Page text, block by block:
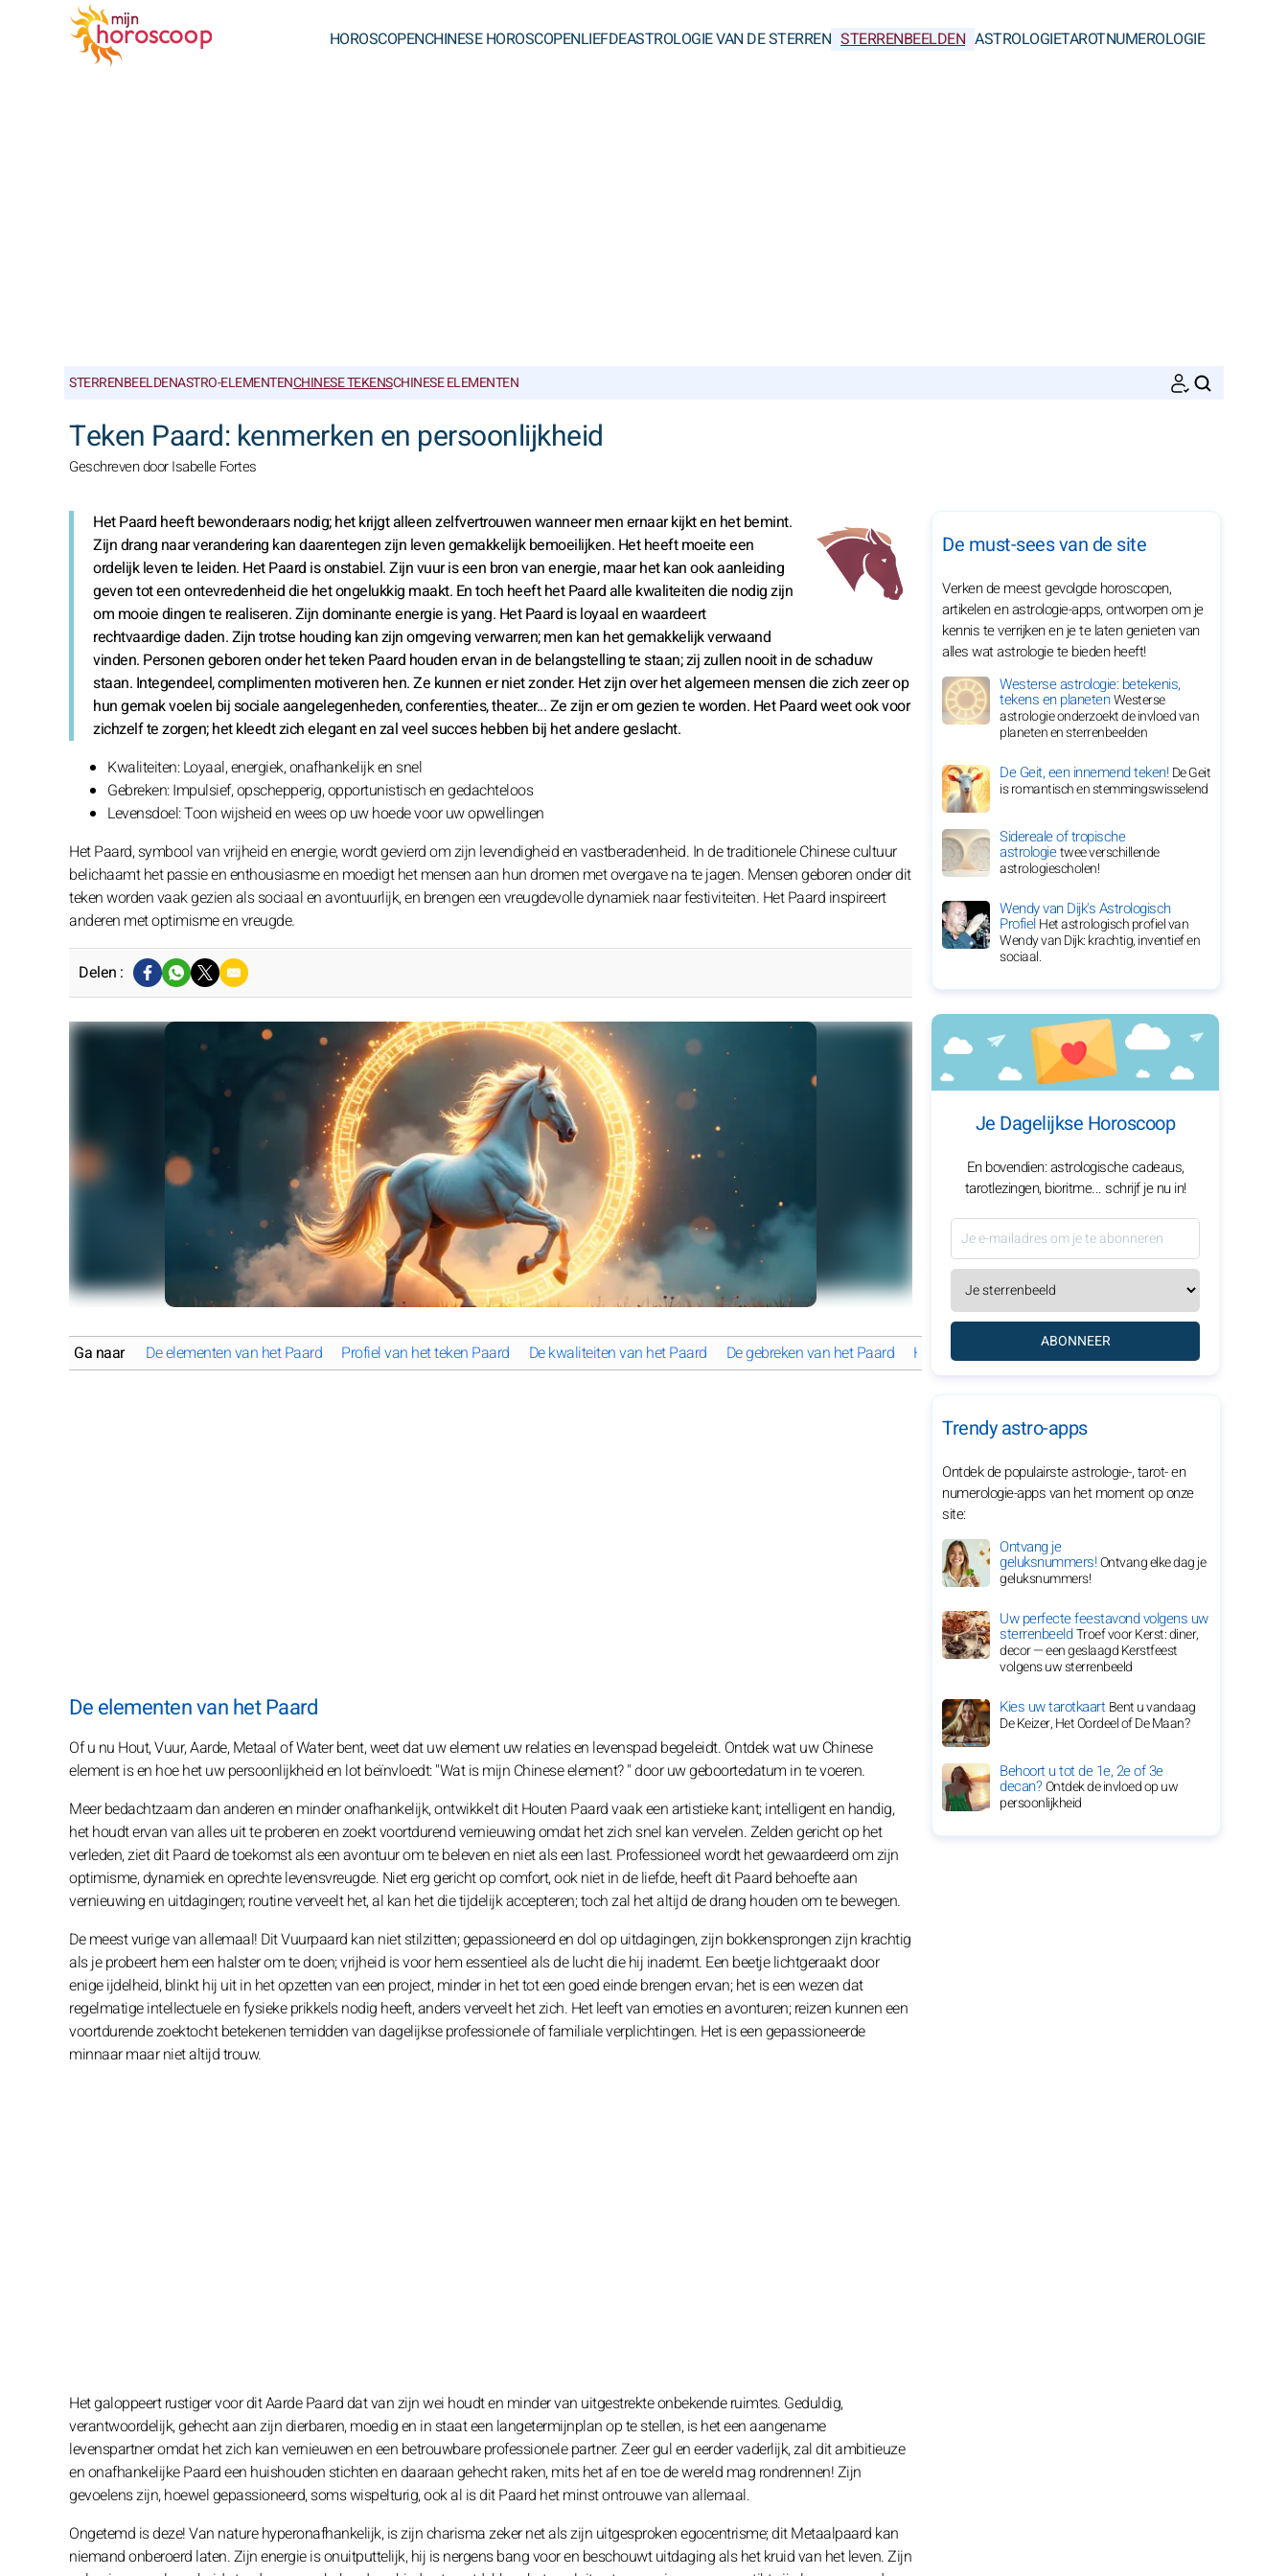
HOROSCOPENCHINESE HOROSCOPENLIEFDEASTROLOGIE VAN DE STERREN STERRENBEELDEN ASTROLOGIETAROTNUMEROLOGIE
STERRENBEELDENASTRO-ELEMENTENCHINESE TEKENSCHINESE ELEMENTEN
Teken Paard: kenmerken en persoonlijkheid
Geschreven door Isabelle Fortes
Het Paard heeft bewonderaars nodig; het krijgt alleen zelfvertrouwen wanneer men ernaar kijkt en het bemint.
Zijn drang naar verandering kan daarentegen zijn leven gemakkelijk bemoeilijken. Het heeft moeite een
ordelijk leven te leiden. Het Paard is onstabiel. Zijn vuur is een bron van energie, maar het kan ook aanleiding
geven tot een ontevredenheid die het ongelukkig maakt. En toch heeft het Paard alle kwaliteiten die nodig zijn
om mooie dingen te realiseren. Zijn dominante energie is yang. Het Paard is loyaal en waardeert
rechtvaardige daden. Zijn trotse houding kan zijn omgeving verwarren; men kan het gemakkelijk verwaand
vinden. Personen geboren onder het teken Paard houden ervan in de belangstelling te staan; zij zullen nooit in de schaduw
staan. Integendeel, complimenten motiveren hen. Ze kunnen er niet zonder. Het zijn over het algemeen mensen die zich zeer op
hun gemak voelen bij sociale aangelegenheden, conferenties, theater... Ze zijn er om gezien te worden. Het Paard weet ook voor
zichzelf te zorgen; het kleedt zich elegant en zal veel succes hebben bij het andere geslacht.
Kwaliteiten: Loyaal, energiek, onafhankelijk en snel
Gebreken: Impulsief, opschepperig, opportunistisch en gedachteloos
Levensdoel: Toon wijsheid en wees op uw hoede voor uw opwellingen
Het Paard, symbool van vrijheid en energie, wordt gevierd om zijn levendigheid en vastberadenheid. In de traditionele Chinese cultuur
belichaamt het passie en enthousiasme en moedigt het mensen aan hun dromen met overgave na te jagen. Mensen geboren onder dit
teken worden vaak gezien als sociaal en avontuurlijk, en brengen een vreugdevolle dynamiek naar festiviteiten. Het Paard inspireert
anderen met optimisme en vreugde.
Delen :
Ga naar De elementen van het Paard Profiel van het teken Paard De kwaliteiten van het Paard De gebreken van het Paard Het Paard in de liefde Het Paard op het werk
De elementen van het Paard
Of u nu Hout, Vuur, Aarde, Metaal of Water bent, weet dat uw element uw relaties en levenspad begeleidt. Ontdek wat uw Chinese
element is en hoe het uw persoonlijkheid en lot beïnvloedt: "Wat is mijn Chinese element? " door uw geboortedatum in te voeren.
Meer bedachtzaam dan anderen en minder onafhankelijk, ontwikkelt dit Houten Paard vaak een artistieke kant; intelligent en handig,
het houdt ervan van alles uit te proberen en zoekt voortdurend vernieuwing omdat het zich snel kan vervelen. Zelden gericht op het
verleden, ziet dit Paard de toekomst als een avontuur om te beleven en niet als een last. Professioneel wordt het gewaardeerd om zijn
optimisme, dynamiek en oprechte levensvreugde. Niet erg gericht op comfort, ook niet in de liefde, heeft dit Paard behoefte aan
vernieuwing en uitdagingen; routine verveelt het, al kan het die tijdelijk accepteren; toch zal het altijd de drang houden om te bewegen.
De meest vurige van allemaal! Dit Vuurpaard kan niet stilzitten; gepassioneerd en dol op uitdagingen, zijn bokkensprongen zijn krachtig
als je probeert hem een halster om te doen; vrijheid is voor hem essentieel als de lucht die hij inademt. Een beetje lichtgeraakt door
enige ijdelheid, blinkt hij uit in het opzetten van een project, minder in het tot een goed einde brengen ervan; het is een wezen dat
regelmatige intellectuele en fysieke prikkels nodig heeft, anders verveelt het zich. Het leeft van emoties en avonturen; reizen kunnen een
voortdurende zoektocht betekenen temidden van dagelijkse professionele of familiale verplichtingen. Het is een gepassioneerde
minnaar maar niet altijd trouw.
Het galoppeert rustiger voor dit Aarde Paard dat van zijn wei houdt en minder van uitgestrekte onbekende ruimtes. Geduldig,
verantwoordelijk, gehecht aan zijn dierbaren, moedig en in staat een langetermijnplan op te stellen, is het een aangename
levenspartner omdat het zich kan vernieuwen en een betrouwbare professionele partner. Zeer gul en eerder vaderlijk, zal dit ambitieuze
en onafhankelijke Paard een huishouden stichten en daaraan gehecht raken, mits het af en toe de wereld mag rondrennen! Zijn
gevoelens zijn, hoewel gepassioneerd, soms wispelturig, ook al is dit Paard het minst ontrouwe van allemaal.
Ongetemd is deze! Van nature hyperonafhankelijk, is zijn charisma zeker net als zijn uitgesproken egocentrisme; dit Metaalpaard kan
niemand onberoerd laten. Zijn energie is onuitputtelijk, hij is nergens bang voor en beschouwt uitdaging als het kruid van het leven. Zijn
De must-sees van de site
Verken de meest gevolgde horoscopen,
artikelen en astrologie-apps, ontworpen om je
kennis te verrijken en je te laten genieten van
alles wat astrologie te bieden heeft!
Westerse astrologie: betekenis,
tekens en planetenWesterse
astrologie onderzoekt de invloed van
planeten en sterrenbeelden
De Geit, een innemend teken!De Geit
is romantisch en stemmingswisselend
Sidereale of tropische
astrologietwee verschillende
astrologiescholen!
Wendy van Dijk's Astrologisch
ProfielHet astrologisch profiel van
Wendy van Dijk: krachtig, inventief en
sociaal.
Je Dagelijkse Horoscoop
En bovendien: astrologische cadeaus,
tarotlezingen, bioritme... schrijf je nu in!
ABONNEER
Trendy astro-apps
Ontdek de populairste astrologie-, tarot- en
numerologie-apps van het moment op onze
site:
Ontvang je
geluksnummers!Ontvang elke dag je
geluksnummers!
Uw perfecte feestavond volgens uw
sterrenbeeldTroef voor Kerst: diner,
decor — een geslaagd Kerstfeest
volgens uw sterrenbeeld
Kies uw tarotkaartBent u vandaag
De Keizer, Het Oordeel of De Maan?
Behoort u tot de 1e, 2e of 3e
decan?Ontdek de invloed op uw
persoonlijkheid